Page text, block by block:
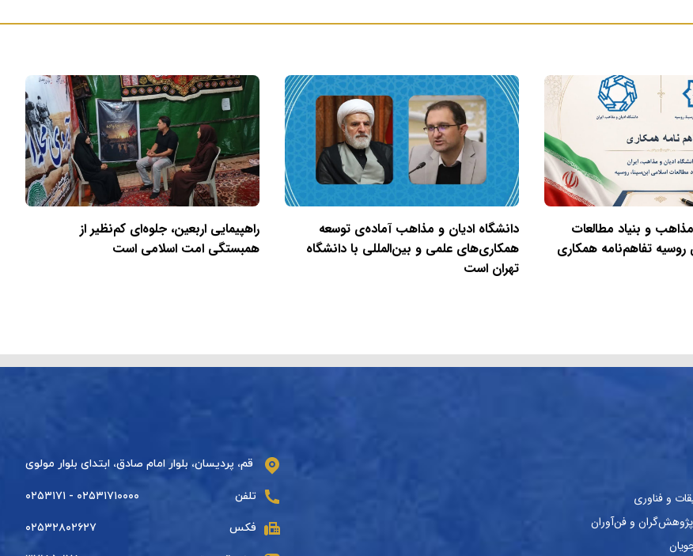
و بنیاد مطالعات
روسیه تفاهم‌نامه همکاری
دانشگاه ادیان و مذاهب آماده‌ی توسعه
همکاری‌های علمی و بین‌المللی با دانشگاه
تهران است
راهپیمایی اربعین، جلوه‌ای کم‌نظیر از
همبستگی امت اسلامی است
و فناوری
و فن‌آوران
قم، پردیسان، بلوار امام صادق، ابتدای بلوار مولوی
تلفن ۰۲۵۳۱۷۱۰۰۰۰ - ۰۲۵۳۱۷۱
فکس ۰۲۵۳۲۸۰۲۶۲۷